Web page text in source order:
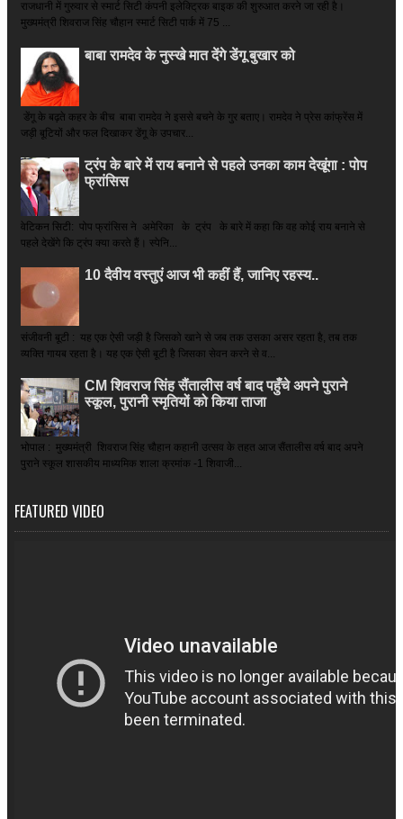
राजधानी में गुरुवार से स्मार्ट सिटी कंपनी इलेक्ट्रिक बाइक की शुरुआत करने जा रही है।
मुख्यमंत्री शिवराज सिंह चौहान स्मार्ट सिटी पार्क में 75 ...
बाबा रामदेव के नुस्खे मात देंगे डेंगू बुखार को
डेंगू के बढ़ते कहर के बीच बाबा रामदेव ने इससे बचने के गुर बताए। रामदेव ने प्रेस कांफ्रेंस में
जड़ी बूटियों और फल दिखाकर डेंगू के उपचार...
ट्रंप के बारे में राय बनाने से पहले उनका काम देखूंगा : पोप
फ्रांसिस
वेटिकन सिटी: पोप फ्रांसिस ने अमेरिका के ट्रंप के बारे में कहा कि वह कोई राय बनाने से
पहले देखेंगे कि ट्रंप क्या करते हैं। स्पेनि...
10 दैवीय वस्तुएं आज भी कहीं हैं, जानिए रहस्य..
संजीवनी बूटी : यह एक ऐसी जड़ी है जिसको खाने से जब तक उसका असर रहता है, तब तक
व्यक्ति गायब रहता है। यह एक ऐसी बूटी है जिसका सेवन करने से व...
CM शिवराज सिंह सैंतालीस वर्ष बाद पहुँचे अपने पुराने
स्कूल, पुरानी स्मृतियों को किया ताजा
भोपाल : मुख्यमंत्री शिवराज सिंह चौहान कहानी उत्सव के तहत आज सैंतालीस वर्ष बाद अपने
पुराने स्कूल शासकीय माध्यमिक शाला क्रमांक -1 शिवाजी...
FEATURED VIDEO